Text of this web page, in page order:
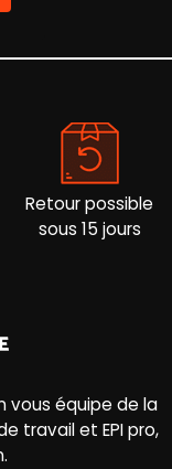
la
produit
Retour possible
sous 15 jours
vous équipe de la
travail et EPI pro,